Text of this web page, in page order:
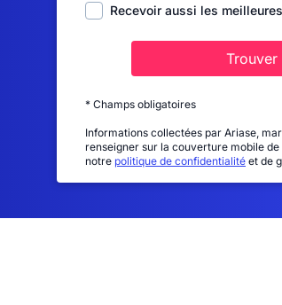
Recevoir aussi les
Trouver
* Champs obligatoires
Informations collectées par Ariase,
renseigner sur la couverture mobile
notre politique de confidentialité et de